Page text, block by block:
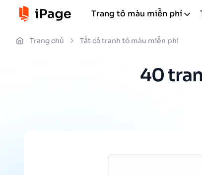
Trang tô màu miễn phí
Trang chủ Tất cả tranh tô màu miễn phí
40